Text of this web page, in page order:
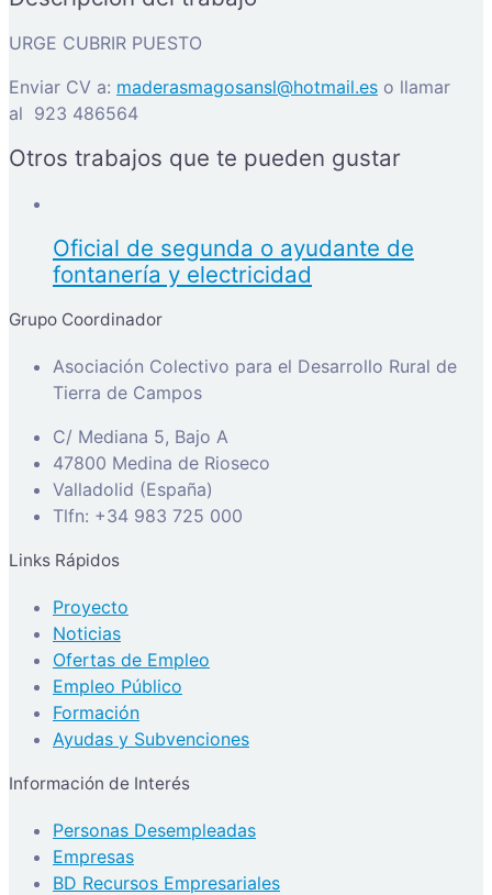
URGE CUBRIR PUESTO
Enviar CV a: maderasmagosansl@hotmail.es o llamar
al 923 486564
Otros trabajos que te pueden gustar
Oficial de segunda o ayudante de
fontanería y electricidad
Grupo Coordinador
Asociación Colectivo para el Desarrollo Rural de
Tierra de Campos
C/ Mediana 5, Bajo A
47800 Medina de Rioseco
Valladolid (España)
Tlfn: +34 983 725 000
Links Rápidos
Proyecto
Noticias
Ofertas de Empleo
Empleo Público
Formación
Ayudas y Subvenciones
Información de Interés
Personas Desempleadas
Empresas
BD Recursos Empresariales